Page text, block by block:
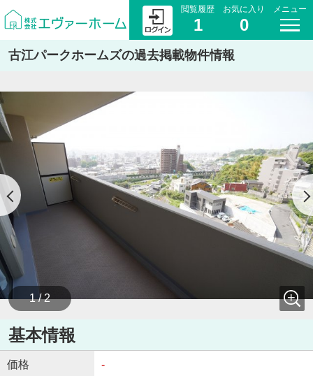
閲覧履歴
1
お気に入り
0
メニュー
古江パークホームズの過去掲載物件情報
1 / 2
基本情報
価格 -